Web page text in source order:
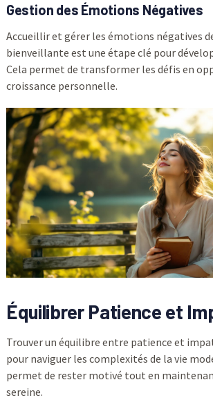
Gestion des Émotions Négatives
Accueillir et gérer les émotions négatives
bienveillante est une étape clé pour
Cela permet de transformer les défis en
croissance personnelle.
Équilibrer Patience et
Trouver un équilibre entre patience et
pour naviguer les complexités de la vie
permet de rester motivé tout en
sereine.